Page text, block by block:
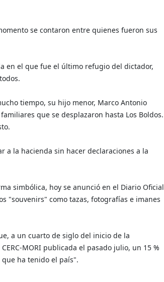
se contaron entre quienes fueron sus
en el que fue el último refugio del dictador,
tiempo, su hijo menor, Marco Antonio
que se desplazaron hasta Los Boldos.
a la hacienda sin hacer declaraciones a la
simbólica, hoy se anunció en el Diario Oficial
"souvenirs" como tazas, fotografías e imanes
a un cuarto de siglo del inicio de la
MORI publicada el pasado julio, un 15 %
ha tenido el país".